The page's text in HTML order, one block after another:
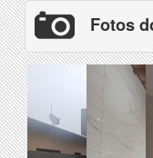
Fotos